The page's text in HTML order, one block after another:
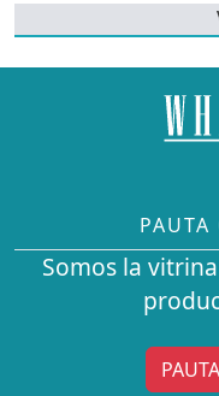
PAUTA
Somos la